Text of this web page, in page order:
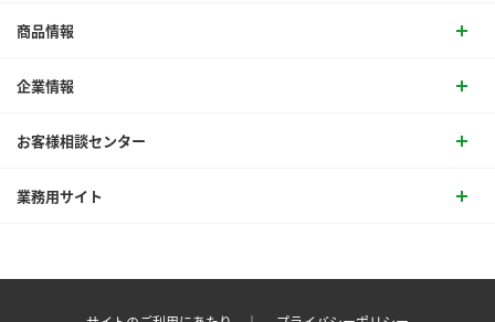
商品情報
企業情報
お客様相談センター
業務用サイト